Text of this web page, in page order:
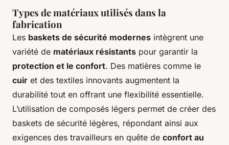
Types de matériaux utilisés dans la
fabrication
Les baskets de sécurité modernes intègrent une
variété de matériaux résistants pour garantir la
protection et le confort. Des matières comme le
cuir et des textiles innovants augmentent la
durabilité tout en offrant une flexibilité essentielle.
L’utilisation de composés légers permet de créer des
baskets de sécurité légères, répondant ainsi aux
exigences des travailleurs en quête de confort au